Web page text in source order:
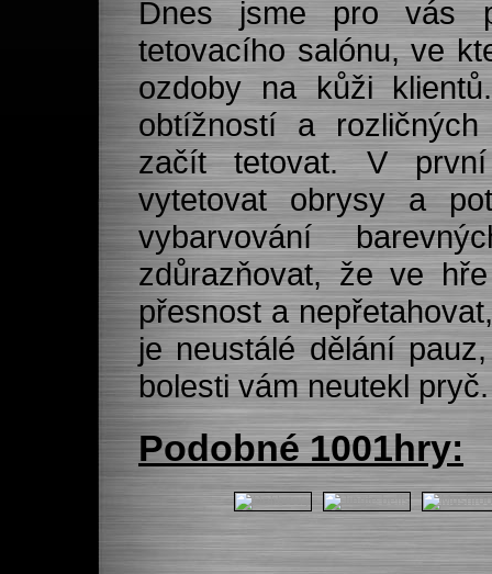
Dnes jsme pro vás
tetovacího salónu, ve
ozdoby na kůži
obtížností a
začít tetovat. V
vytetovat obrysy a
vybarvování
zdůrazňovat, že ve
přesnost a
je neustálé dělání
bolesti vám neutekl pryč.
Podobné 1001hry: